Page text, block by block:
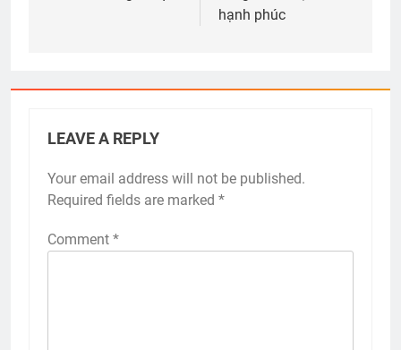
hạnh phúc
LEAVE A REPLY
Your email address will not be published.
Required fields are marked *
Comment *